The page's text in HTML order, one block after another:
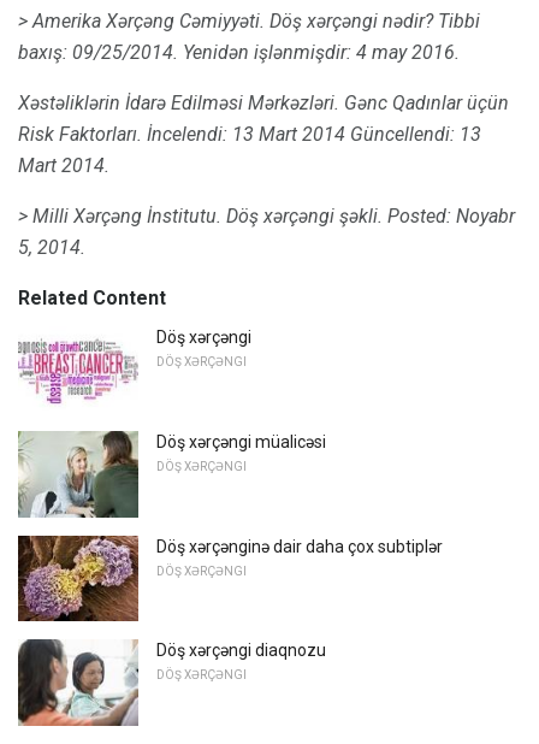
> Amerika Xərçəng Cəmiyyəti. Döş xərçəngi nədir? Tibbi
baxış: 09/25/2014. Yenidən işlənmişdir: 4 may 2016.
Xəstəliklərin İdarə Edilməsi Mərkəzləri. Gənc Qadınlar üçün
Risk Faktorları. İncelendi: 13 Mart 2014 Güncellendi: 13
Mart 2014.
> Milli Xərçəng İnstitutu. Döş xərçəngi şəkli. Posted: Noyabr
5, 2014.
Related Content
Döş xərçəngi
DÖŞ XƏRÇƏNGI
Döş xərçəngi müalicəsi
DÖŞ XƏRÇƏNGI
Döş xərçənginə dair daha çox subtiplər
DÖŞ XƏRÇƏNGI
Döş xərçəngi diaqnozu
DÖŞ XƏRÇƏNGI